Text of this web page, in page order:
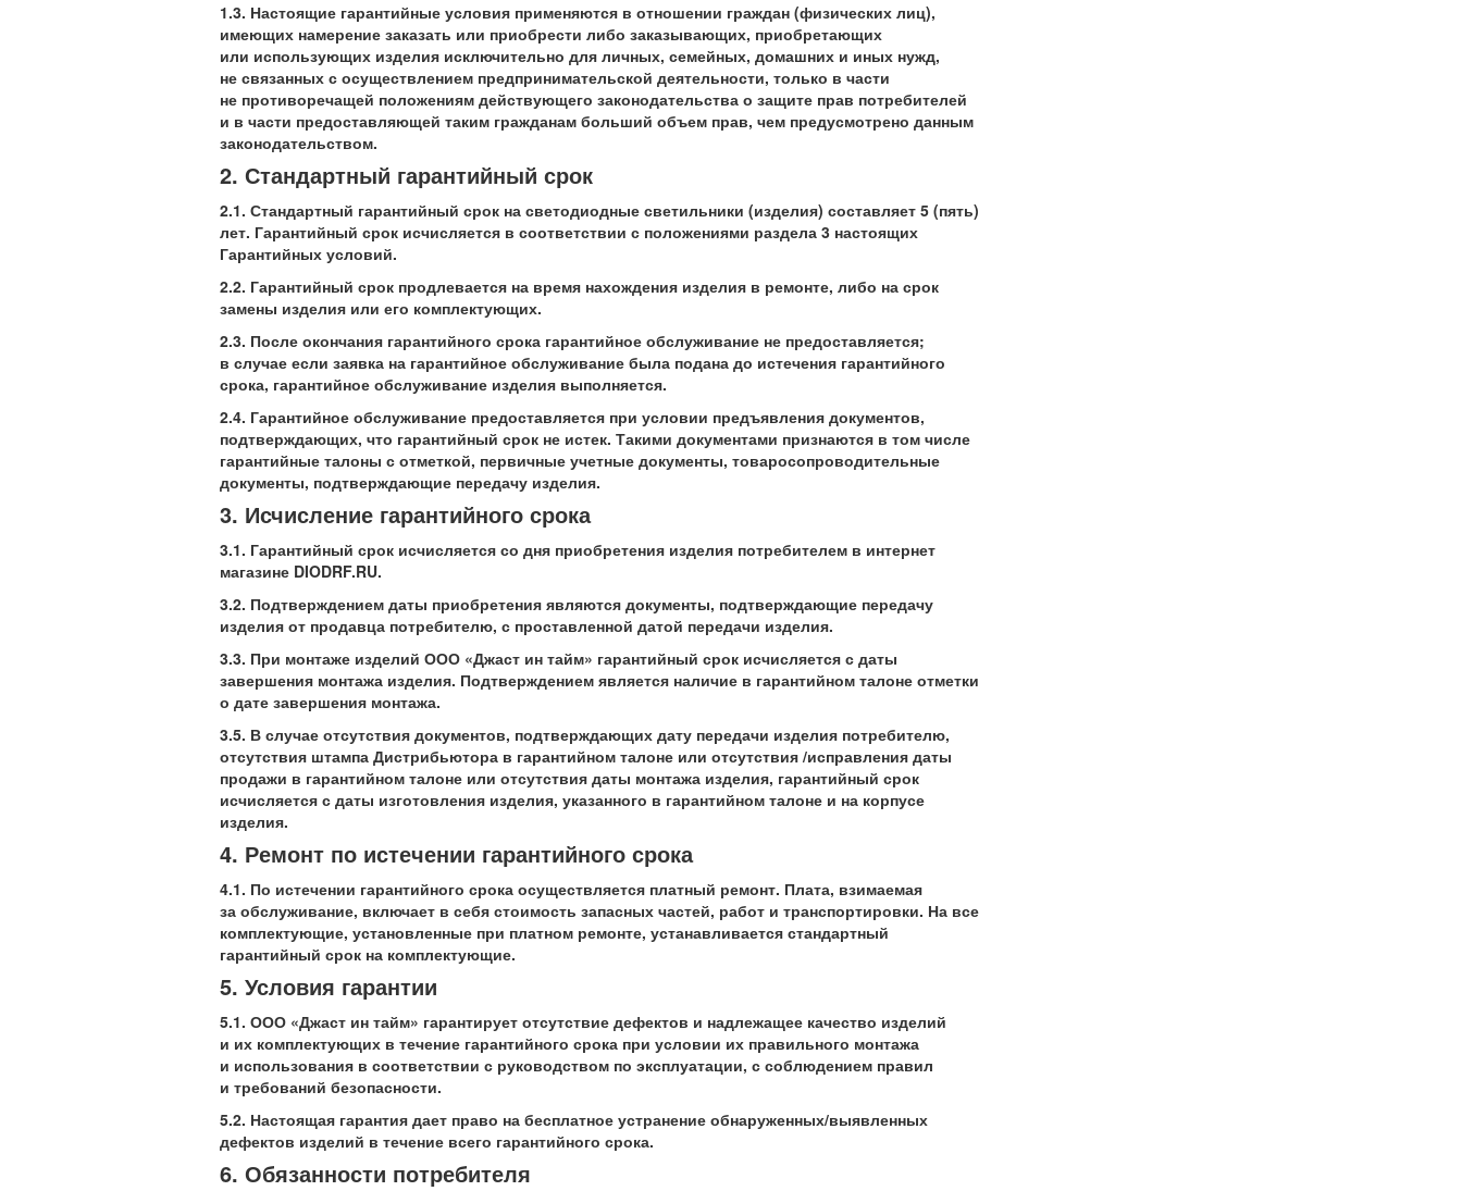
1.3. Настоящие гарантийные условия применяются в отношении граждан (физических лиц),
имеющих намерение заказать или приобрести либо заказывающих, приобретающих
или использующих изделия исключительно для личных, семейных, домашних и иных нужд,
не связанных с осуществлением предпринимательской деятельности, только в части
не противоречащей положениям действующего законодательства о защите прав потребителей
и в части предоставляющей таким гражданам больший объем прав, чем предусмотрено данным
законодательством.
2. Стандартный гарантийный срок
2.1. Стандартный гарантийный срок на светодиодные светильники (изделия) составляет 5 (пять)
лет. Гарантийный срок исчисляется в соответствии с положениями раздела 3 настоящих
Гарантийных условий.
2.2. Гарантийный срок продлевается на время нахождения изделия в ремонте, либо на срок
замены изделия или его комплектующих.
2.3. После окончания гарантийного срока гарантийное обслуживание не предоставляется;
в случае если заявка на гарантийное обслуживание была подана до истечения гарантийного
срока, гарантийное обслуживание изделия выполняется.
2.4. Гарантийное обслуживание предоставляется при условии предъявления документов,
подтверждающих, что гарантийный срок не истек. Такими документами признаются в том числе
гарантийные талоны с отметкой, первичные учетные документы, товаросопроводительные
документы, подтверждающие передачу изделия.
3. Исчисление гарантийного срока
3.1. Гарантийный срок исчисляется со дня приобретения изделия потребителем в интернет
магазине DIODRF.RU.
3.2. Подтверждением даты приобретения являются документы, подтверждающие передачу
изделия от продавца потребителю, с проставленной датой передачи изделия.
3.3. При монтаже изделий ООО «Джаст ин тайм» гарантийный срок исчисляется с даты
завершения монтажа изделия. Подтверждением является наличие в гарантийном талоне отметки
о дате завершения монтажа.
3.5. В случае отсутствия документов, подтверждающих дату передачи изделия потребителю,
отсутствия штампа Дистрибьютора в гарантийном талоне или отсутствия /исправления даты
продажи в гарантийном талоне или отсутствия даты монтажа изделия, гарантийный срок
исчисляется с даты изготовления изделия, указанного в гарантийном талоне и на корпусе
изделия.
4. Ремонт по истечении гарантийного срока
4.1. По истечении гарантийного срока осуществляется платный ремонт. Плата, взимаемая
за обслуживание, включает в себя стоимость запасных частей, работ и транспортировки. На все
комплектующие, установленные при платном ремонте, устанавливается стандартный
гарантийный срок на комплектующие.
5. Условия гарантии
5.1. ООО «Джаст ин тайм» гарантирует отсутствие дефектов и надлежащее качество изделий
и их комплектующих в течение гарантийного срока при условии их правильного монтажа
и использования в соответствии с руководством по эксплуатации, с соблюдением правил
и требований безопасности.
5.2. Настоящая гарантия дает право на бесплатное устранение обнаруженных/выявленных
дефектов изделий в течение всего гарантийного срока.
6. Обязанности потребителя